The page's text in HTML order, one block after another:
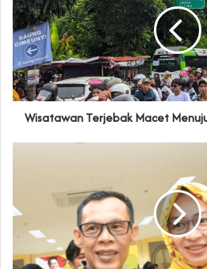
Wisatawan Terjebak Macet